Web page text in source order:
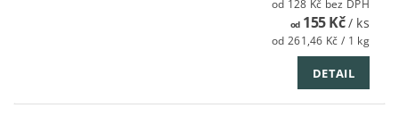
od 128 Kč bez DPH
od155 Kč/ ks
od 261,46 Kč / 1 kg
DETAIL